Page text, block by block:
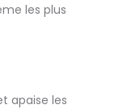
les plus
apaise les